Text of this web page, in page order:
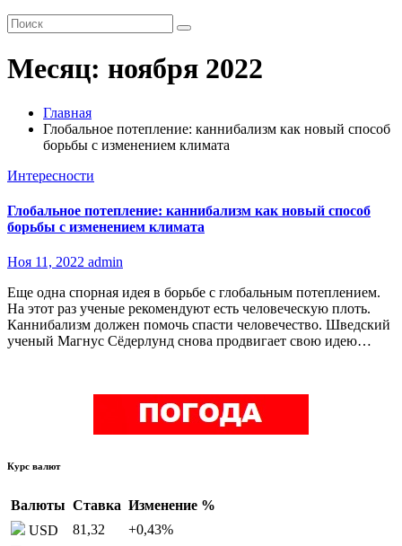
Месяц: ноября 2022
Главная
Глобальное потепление: каннибализм как новый способ
борьбы с изменением климата
Интересности
Глобальное потепление: каннибализм как новый способ
борьбы с изменением климата
Ноя 11, 2022 admin
Еще одна спорная идея в борьбе с глобальным потеплением.
На этот раз ученые рекомендуют есть человеческую плоть.
Каннибализм должен помочь спасти человечество. Шведский
ученый Магнус Сёдерлунд снова продвигает свою идею…
Курс валют
Валюты Ставка Изменение %
USD
81,32 +0,43%